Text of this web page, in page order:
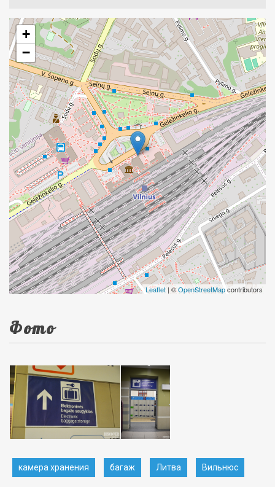
+
−
Leaflet | ©OpenStreetMapcontributors
Фото
камера хранения багаж Литва Вильнюс